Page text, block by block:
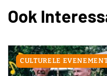
Ook
CULTURELE